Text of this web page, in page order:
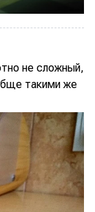
не сложный,
такими же